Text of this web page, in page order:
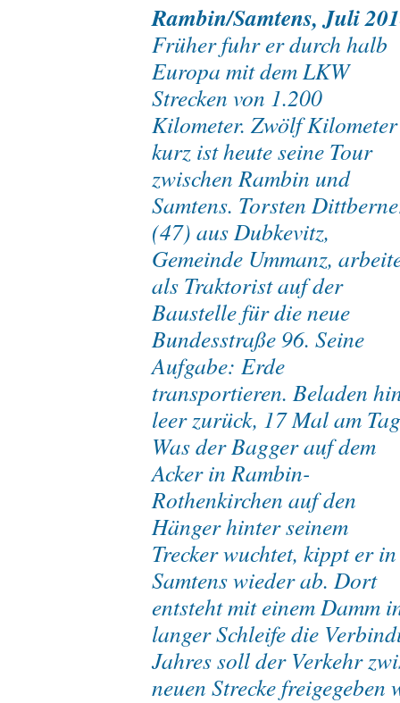
Rambin/Samtens, Juli
Früher fuhr er durch halb
Europa mit dem LKW
Strecken von 1.200
Kilometer. Zwölf Kilometer
kurz ist heute seine Tour
zwischen Rambin und
Samtens. Torsten
(47) aus Dubkevitz,
Gemeinde Ummanz,
als Traktorist auf der
Baustelle für die neue
Bundesstraße 96. Seine
Aufgabe: Erde
transportieren. Beladen
leer zurück, 17 Mal am
Was der Bagger auf dem
Acker in Rambin-
Rothenkirchen auf den
Hänger hinter seinem
Trecker wuchtet, kippt er in
Samtens wieder ab. Dort
entsteht mit einem Damm
langer Schleife die
Jahres soll der Verkehr
neuen Strecke freigegeben